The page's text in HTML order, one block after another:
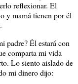
reflexionar. El
y mamá tienen por él
padre? Él estará con
comparta mi vida
Lo siento aislado de
mi dinero dijo: